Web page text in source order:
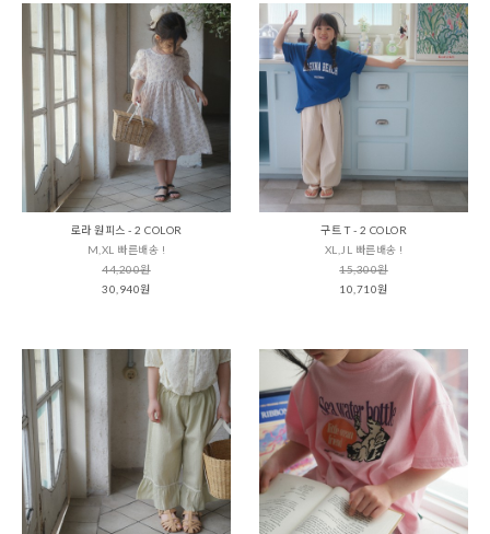
로라 원피스 - 2 COLOR
M,XL 빠른배송 !
44,200원
30,940원
구트 T - 2 COLOR
XL,JL 빠른배송 !
15,300원
10,710원